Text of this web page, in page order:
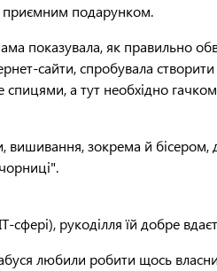
приємним подарунком.
показувала, як правильно
сайти, спробувала створити
а тут необхідно
зокрема й
рукоділля їй добре
любили робити щось